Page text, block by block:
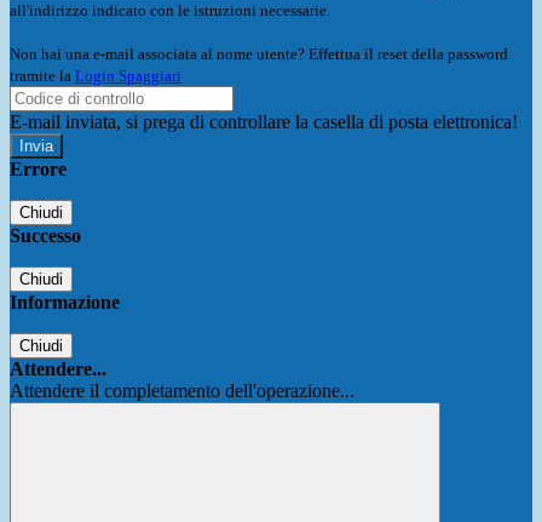
all'indirizzo indicato con le istruzioni necessarie.
Non hai una e-mail associata al nome utente? Effettua il reset della password
tramite la Login Spaggiari
E-mail inviata, si prega di controllare la casella di posta elettronica!
Errore
Chiudi
Successo
Chiudi
Informazione
Chiudi
Attendere...
Attendere il completamento dell'operazione...